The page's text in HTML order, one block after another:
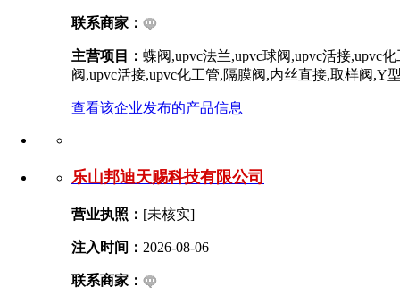
联系商家：
主营项目： 蝶阀,upvc法兰,upvc球阀,upvc活接,upvc
阀,upvc活接,upvc化工管,隔膜阀,内丝直接,取样阀,Y
查看该企业发布的产品信息
乐山邦迪天赐科技有限公司
营业执照： [未核实]
注入时间： 2026-08-06
联系商家：